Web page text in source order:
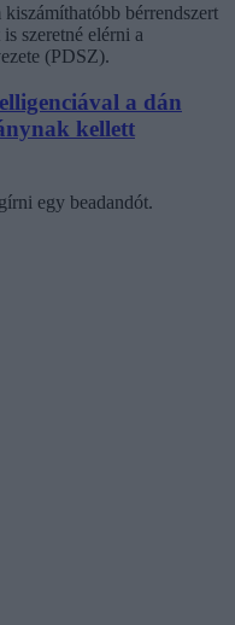
bérrendszert
szeretné elérni a
(PDSZ).
a dán
kellett
egy beadandót.